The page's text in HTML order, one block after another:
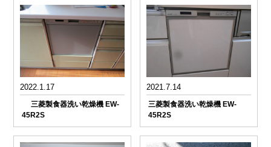
2022.1.17
三菱製食器洗い乾燥機 EW-
45R2S
2021.7.14
三菱製食器洗い乾燥機 EW-
45R2S